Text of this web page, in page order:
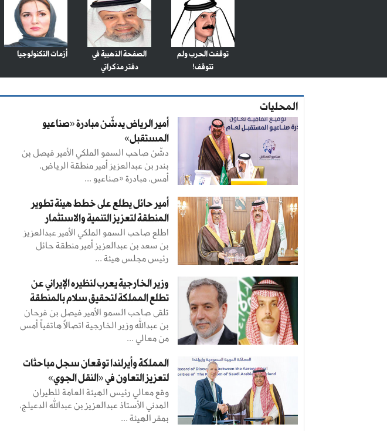
توقفت الحرب ولم
تتوقف!
الصفحة الذهبية في
دفتر مذكراتي
أزمات التكنولوجيا
المحليات
أمير الرياض يدشّن مبادرة «صناعيو
المستقبل»
دشّن صاحب السمو الملكي الأمير فيصل بن
بندر بن عبدالعزيز أمير منطقة الرياض،
أمس، مبادرة «صناعيو ...
أمير حائل يطلع على خطط هيئة تطوير
المنطقة لتعزيز التنمية والاستثمار
اطلع صاحب السمو الملكي الأمير عبدالعزيز
بن سعد بن عبدالعزيز أمير منطقة حائل
رئيس مجلس هيئة ...
وزير الخارجية يعرب لنظيره الإيراني عن
تطلع المملكة لتحقيق سلام بالمنطقة
تلقى صاحب السمو الأمير فيصل بن فرحان
بن عبدالله وزير الخارجية اتصالاً هاتفياً أمس
من معالي ...
المملكة وأيرلندا توقعان سجل مباحثات
لتعزيز التعاون في «النقل الجوي»
وقع معالي رئيس الهيئة العامة للطيران
المدني الأستاذ عبدالعزيز بن عبدالله الدعيلج،
بمقر الهيئة ...